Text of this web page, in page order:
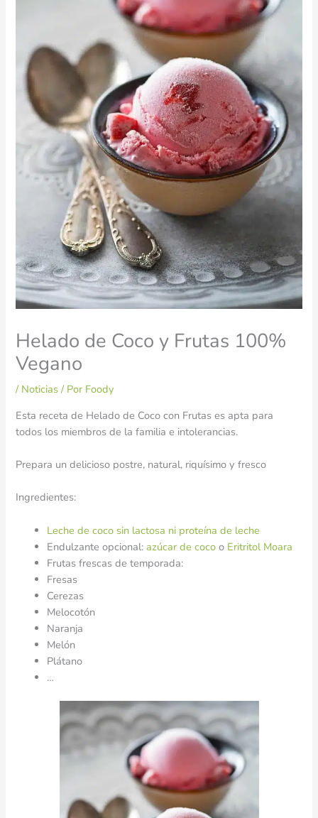
Helado de Coco y Frutas 100%
Vegano
/ Noticias / Por Foody
Esta receta de Helado de Coco con Frutas es apta para
todos los miembros de la familia e intolerancias.
Prepara un delicioso postre, natural, riquísimo y fresco
Ingredientes:
Leche de coco sin lactosa ni proteína de leche
Endulzante opcional:azúcar de coco o Eritritol Moara
Frutas frescas de temporada:
Fresas
Cerezas
Melocotón
Naranja
Melón
Plátano
…